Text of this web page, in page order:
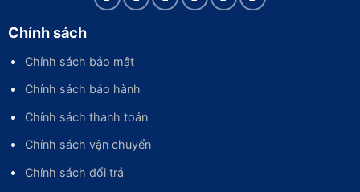
Chính sách
Chính sách bảo mật
Chính sách bảo hành
Chính sách thanh toán
Chính sách vận chuyển
Chính sách đổi trả